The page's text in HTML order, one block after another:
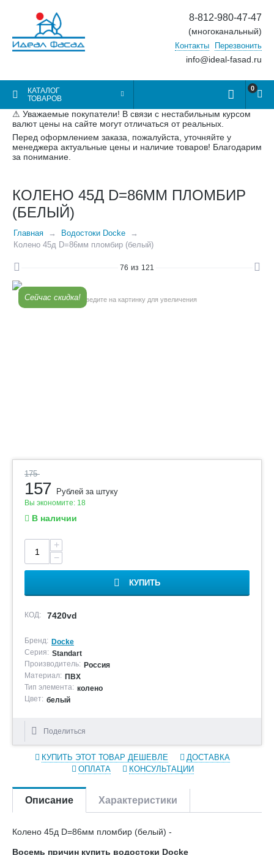
8-812-980-47-47
(многоканальный)
Контакты Перезвонить
info@ideal-fasad.ru
КАТАЛОГ
ТОВАРОВ
0
⚠ Уважаемые покупатели! В связи с нестабильным курсом
валют цены на сайте могут отличаться от реальных.
Перед оформлением заказа, пожалуйста, уточняйте у
менеджера актуальные цены и наличие товаров! Благодарим
за понимание.
КОЛЕНО 45Д D=86ММ ПЛОМБИР
(БЕЛЫЙ)
Главная
Водостоки Docke
Колено 45д D=86мм пломбир (белый)
76 из 121
Сейчас скидка!Наведите на картинку для увеличения
175
157 Рублей за штуку
Вы экономите: 18
В наличии
+
−
КУПИТЬ
КОД: 7420vd
Бренд: Docke
Серия: Standart
Производитель: Россия
Материал: ПВХ
Тип элемента: колено
Цвет: белый
Поделиться
КУПИТЬ ЭТОТ ТОВАР ДЕШЕВЛЕ
ДОСТАВКА
ОПЛАТА
КОНСУЛЬТАЦИИ
Описание Характеристики
Колено 45д D=86мм пломбир (белый) -
Восемь причин купить водостоки Docke